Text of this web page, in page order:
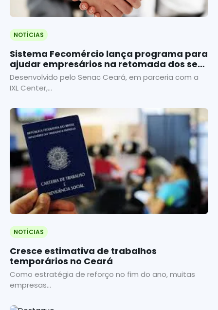
NOTÍCIAS
Sistema Fecomércio lança programa para
ajudar empresários na retomada dos seus
negócios
Desenvolvido pelo Senac Ceará, em parceria com a
IXL Center,...
NOTÍCIAS
Cresce estimativa de trabalhos
temporários no Ceará
Como estratégia de reforço no fim do ano, muitas
empresas...